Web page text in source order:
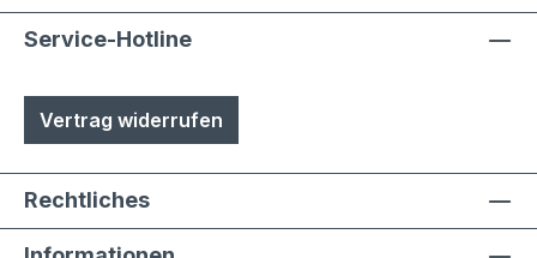
Service-Hotline
Vertrag widerrufen
Rechtliches